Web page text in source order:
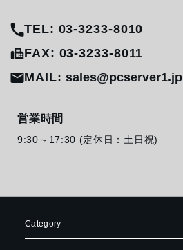
TEL: 03-3233-8010
FAX: 03-3233-8011
MAIL:sales@pcserver1.jp
営業時間
9:30～17:30 (定休日：土日祝)
Category